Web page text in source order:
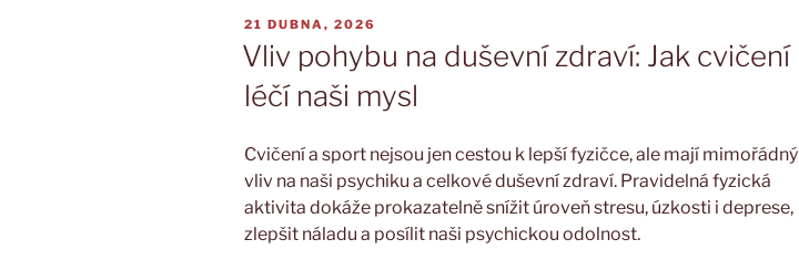
PUBLIKOVÁNO
21 DUBNA, 2026
Vliv pohybu na duševní zdraví: Jak cvičení
léčí naši mysl
Cvičení a sport nejsou jen cestou k lepší fyzičce, ale mají mimořádný
vliv na naši psychiku a celkové duševní zdraví. Pravidelná fyzická
aktivita dokáže prokazatelně snížit úroveň stresu, úzkosti i deprese,
zlepšit náladu a posílit naši psychickou odolnost.